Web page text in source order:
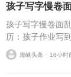
孩子写字慢卷
孩子写字慢卷面
历：孩子作业写
面因为字迹潦草
在书写速度不达标
海峡头条 ⋅ 16小时